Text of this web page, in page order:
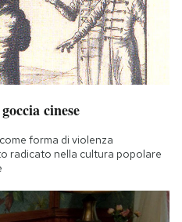
cinese
forma di violenza
radicato nella cultura popolare